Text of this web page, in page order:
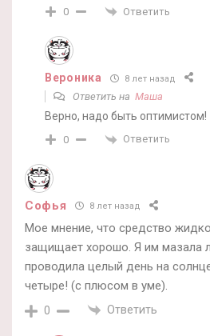
0 Ответить
Вероника 8 лет назад
Ответить на Маша
Верно, надо быть оптимистом!
0 Ответить
Софья 8 лет назад
Мое мнение, что средство
защищает хорошо. Я им мазала
проводила целый день на
четыре! (с плюсом в уме).
0 Ответить